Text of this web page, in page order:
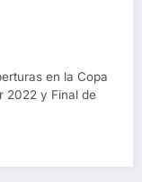
en la Copa
2022 y Final de